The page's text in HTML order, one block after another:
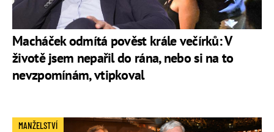
Macháček odmítá pověst krále večírků: V
životě jsem nepařil do rána, nebo si na to
nevzpomínám, vtipkoval
MANŽELSTVÍ